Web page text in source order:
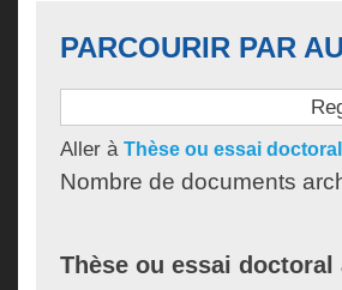
PARCOURIR PAR
Aller à Thèse ou essai
Nombre de documents
Thèse ou essai doctoral